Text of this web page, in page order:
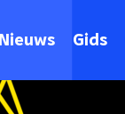
Nieuws Gids